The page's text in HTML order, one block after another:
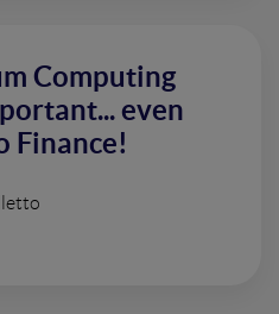
Computing
even
Finance!